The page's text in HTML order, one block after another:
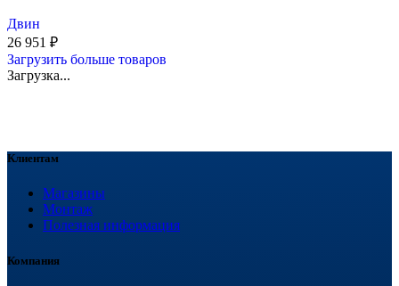
Двин
26 951 ₽
Загрузить больше товаров
Загрузка...
Клиентам
Магазины
Монтаж
Полезная информация
Компания